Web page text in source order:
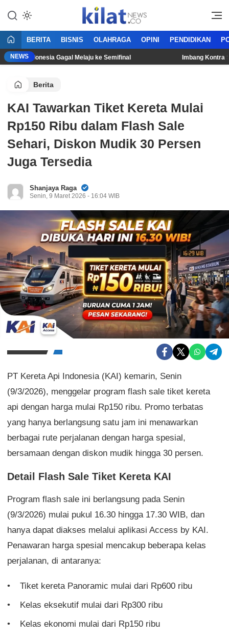
KilatNews.co
Mencerdaskan Anak Bangsa
BERITA BISNIS OLAHRAGA OPINI PENDIDIKAN
NEWS
Indonesia Gagal Melaju ke Semifinal Imbang Kontra
Berita
KAI Tawarkan Tiket Kereta Mulai
Rp150 Ribu dalam Flash Sale
Sehari, Diskon Mudik 30 Persen
Juga Tersedia
Shanjaya Raga
Senin, 9 Maret 2026 - 16:04 WIB
PT Kereta Api Indonesia (KAI) kemarin, Senin
(9/3/2026), menggelar program flash sale tiket kereta
api dengan harga mulai Rp150 ribu. Promo terbatas
yang hanya berlangsung satu jam ini menawarkan
berbagai rute perjalanan dengan harga spesial,
bersamaan dengan diskon mudik hingga 30 persen.
Detail Flash Sale Tiket Kereta KAI
Program flash sale ini berlangsung pada Senin
(9/3/2026) mulai pukul 16.30 hingga 17.30 WIB, dan
hanya dapat diakses melalui aplikasi Access by KAI.
Penawaran harga spesial mencakup beberapa kelas
perjalanan, di antaranya:
Tiket kereta Panoramic mulai dari Rp600 ribu
Kelas eksekutif mulai dari Rp300 ribu
Kelas ekonomi mulai dari Rp150 ribu